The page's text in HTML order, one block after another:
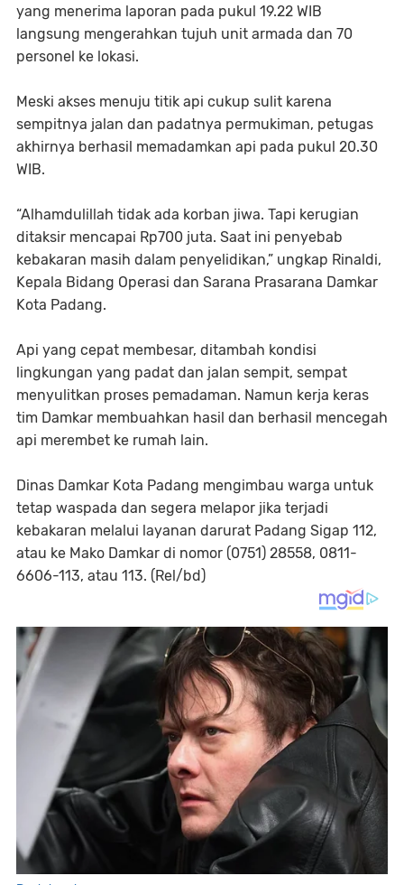
yang menerima laporan pada pukul 19.22 WIB
langsung mengerahkan tujuh unit armada dan 70
personel ke lokasi.
Meski akses menuju titik api cukup sulit karena
sempitnya jalan dan padatnya permukiman, petugas
akhirnya berhasil memadamkan api pada pukul 20.30
WIB.
“Alhamdulillah tidak ada korban jiwa. Tapi kerugian
ditaksir mencapai Rp700 juta. Saat ini penyebab
kebakaran masih dalam penyelidikan,” ungkap Rinaldi,
Kepala Bidang Operasi dan Sarana Prasarana Damkar
Kota Padang.
Api yang cepat membesar, ditambah kondisi
lingkungan yang padat dan jalan sempit, sempat
menyulitkan proses pemadaman. Namun kerja keras
tim Damkar membuahkan hasil dan berhasil mencegah
api merembet ke rumah lain.
Dinas Damkar Kota Padang mengimbau warga untuk
tetap waspada dan segera melapor jika terjadi
kebakaran melalui layanan darurat Padang Sigap 112,
atau ke Mako Damkar di nomor (0751) 28558, 0811-
6606-113, atau 113. (Rel/bd)